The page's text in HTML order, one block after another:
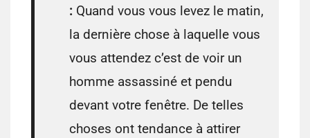
: Quand vous vous levez le matin,
la dernière chose à laquelle vous
vous attendez c’est de voir un
homme assassiné et pendu
devant votre fenêtre. De telles
choses ont tendance à attirer